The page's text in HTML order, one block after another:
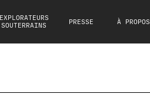
EXPLORATEURS
SOUTERRAINS
PRESSE À PROPOS